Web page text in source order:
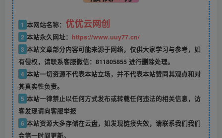
1 本网站名称： 优优云网创
2 本站永久网址： https://www.uuy77.cn/
3 本站文章部分内容可能来源于网络，仅供大家学习与参考，如
有侵权，请联系客服微信：811805855 进行删除处理。
4 本站一切资源不代表本站立场，并不代表本站赞同其观点和对
其真实性负责。
5 本站一律禁止以任何方式发布或转载任何违法的相关信息，访
客发现请向客服举报
6 本站资源大多存储在云盘，如发现链接失效，请联系我们我们
会第一时间更新。